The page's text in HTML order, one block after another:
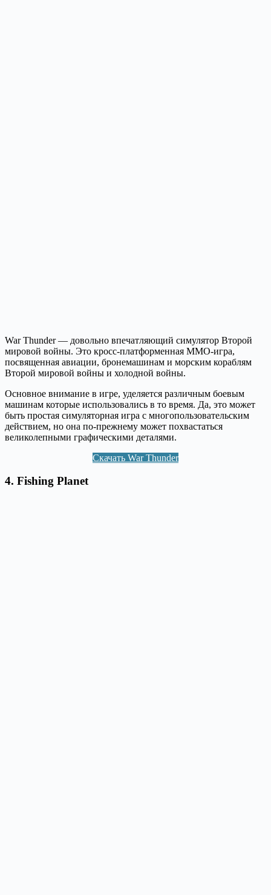
War Thunder — довольно впечатляющий симулятор Второй
мировой войны. Это кросс-платформенная MMO-игра,
посвященная авиации, бронемашинам и морским кораблям
Второй мировой войны и холодной войны.
Основное внимание в игре, уделяется различным боевым
машинам которые использовались в то время. Да, это может
быть простая симуляторная игра с многопользовательским
действием, но она по-прежнему может похвастаться
великолепными графическими деталями.
Скачать War Thunder
4. Fishing Planet